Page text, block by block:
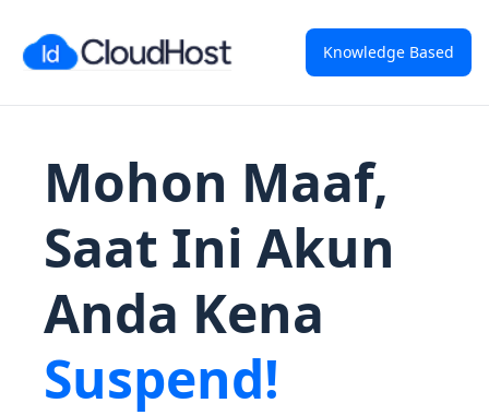
Knowledge Based
Mohon Maaf,
Saat Ini Akun
Anda Kena
Suspend!